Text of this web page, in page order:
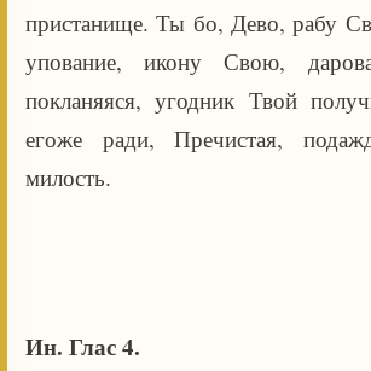
пристанище. Ты бо, Дево, рабу
упование, икону Свою,
покланяяся, угодник Твой
егоже ради, Пречистая,
милость.
Ин. Глас 4.